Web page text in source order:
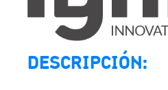
DESCRIPCIÓN: